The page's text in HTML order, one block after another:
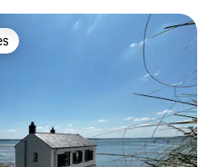
más destacados